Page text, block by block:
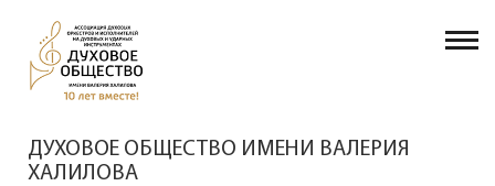
ДУХОВОЕ ОБЩЕСТВО ИМЕНИ ВАЛЕРИЯ
ХАЛИЛОВА